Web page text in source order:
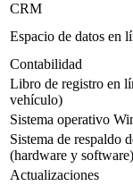
CRM
Espacio de datos en
Contabilidad
Libro de registro en
vehículo)
Sistema operativo
Sistema de respaldo
(hardware y software)
Actualizaciones